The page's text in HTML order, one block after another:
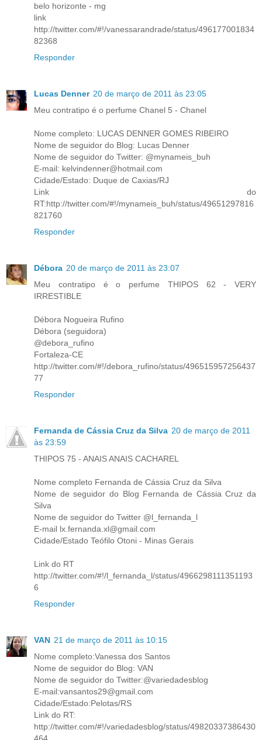
belo horizonte - mg
link
http://twitter.com/#!/vanessarandrade/status/496177001834
82368
Responder
Lucas Denner 20 de março de 2011 às 23:05
Meu contratipo é o perfume Chanel 5 - Chanel
Nome completo: LUCAS DENNER GOMES RIBEIRO
Nome de seguidor do Blog: Lucas Denner
Nome de seguidor do Twitter: @mynameis_buh
E-mail: kelvindenner@hotmail.com
Cidade/Estado: Duque de Caxias/RJ
Link do
RT:http://twitter.com/#!/mynameis_buh/status/49651297816
821760
Responder
Débora 20 de março de 2011 às 23:07
Meu contratipo é o perfume THIPOS 62 - VERY
IRRESTIBLE
Débora Nogueira Rufino
Débora (seguidora)
@debora_rufino
Fortaleza-CE
http://twitter.com/#!/debora_rufino/status/496515957256437
77
Responder
Fernanda de Cássia Cruz da Silva 20 de março de 2011
às 23:59
THIPOS 75 - ANAIS ANAIS CACHAREL
Nome completo Fernanda de Cássia Cruz da Silva
Nome de seguidor do Blog Fernanda de Cássia Cruz da
Silva
Nome de seguidor do Twitter @l_fernanda_l
E-mail lx.fernanda.xl@gmail.com
Cidade/Estado Teófilo Otoni - Minas Gerais
Link do RT
http://twitter.com/#!/l_fernanda_l/status/4966298111351193
6
Responder
VAN 21 de março de 2011 às 10:15
Nome completo:Vanessa dos Santos
Nome de seguidor do Blog: VAN
Nome de seguidor do Twitter:@variedadesblog
E-mail:vansantos29@gmail.com
Cidade/Estado:Pelotas/RS
Link do RT:
http://twitter.com/#!/variedadesblog/status/49820337386430